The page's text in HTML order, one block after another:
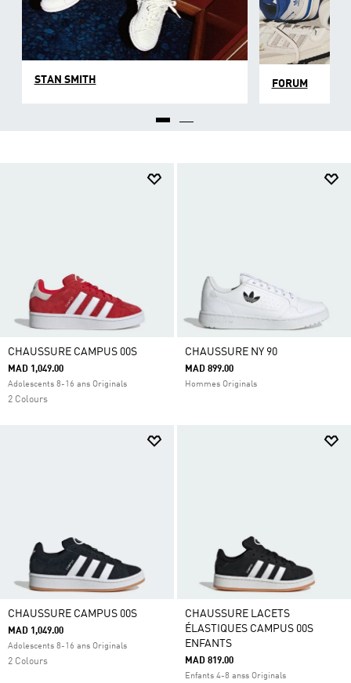
STAN SMITH FORUM
CHAUSSURE CAMPUS 00S
MAD 1,049.00
Adolescents 8-16 ans Originals
2 Colours
CHAUSSURE NY 90
MAD 899.00
Hommes Originals
CHAUSSURE CAMPUS 00S
MAD 1,049.00
Adolescents 8-16 ans Originals
2 Colours
CHAUSSURE LACETS
ÉLASTIQUES CAMPUS 00S
ENFANTS
MAD 819.00
Enfants 4-8 anss Originals